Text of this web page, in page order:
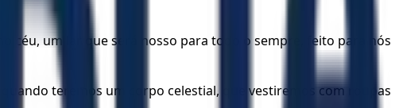
céu, um lar que será nosso para todo o sempre, feito para nós
teremos um corpo celestial, que vestiremos com roupas